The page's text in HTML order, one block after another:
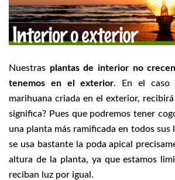
Nuestras plantas de interior no
tenemos en el exterior. En el caso
marihuana criada en el exterior,
significa? Pues que podremos tener
una planta más ramificada en todos sus
se usa bastante la poda apical
altura de la planta, ya que estamos
reciban luz por igual.